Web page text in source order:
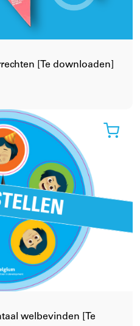
[Te downloaden]
welbevinden [Te